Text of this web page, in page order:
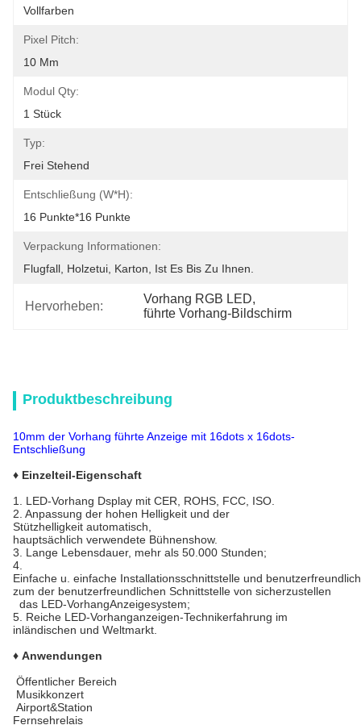
Vollfarben
Pixel Pitch:
10 Mm
Modul Qty:
1 Stück
Typ:
Frei Stehend
Entschließung (W*H):
16 Punkte*16 Punkte
Verpackung Informationen:
Flugfall, Holzetui, Karton, Ist Es Bis Zu Ihnen.
Hervorheben:
Vorhang RGB LED,
führte Vorhang-Bildschirm
Produktbeschreibung
10mm der Vorhang führte Anzeige mit 16dots x 16dots-
Entschließung
♦ Einzelteil-Eigenschaft
1. LED-Vorhang Dsplay mit CER, ROHS, FCC, ISO.
2. Anpassung der hohen Helligkeit und der
Stützhelligkeit automatisch,
hauptsächlich verwendete Bühnenshow.
3. Lange Lebensdauer, mehr als 50.000 Stunden;
4.
Einfache u. einfache Installationsschnittstelle und
zum der benutzerfreundlichen Schnittstelle von sicherzustellen
das LED-VorhangAnzeigesystem;
5. Reiche LED-Vorhanganzeigen-Technikerfahrung im
inländischen und Weltmarkt.
♦ Anwendungen
Öffentlicher Bereich
Musikkonzert
Airport&Station
Fernsehrelais